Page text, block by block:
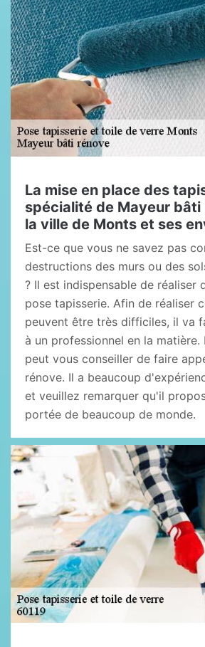
La mise en place des
spécialité de Mayeur bâti
la ville de Monts et ses
Est-ce que vous ne savez pas
destructions des murs ou des
? Il est indispensable de réaliser
pose tapisserie. Afin de réaliser
peuvent être très difficiles, il va
à un professionnel en la matière.
peut vous conseiller de faire
rénove. Il a beaucoup
et veuillez remarquer qu'il
portée de beaucoup de monde.